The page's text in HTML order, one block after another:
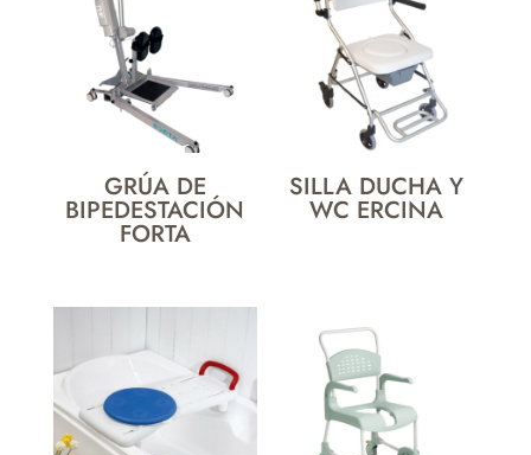
GRÚA DE
BIPEDESTACIÓN
FORTA
SILLA DUCHA Y
WC ERCINA